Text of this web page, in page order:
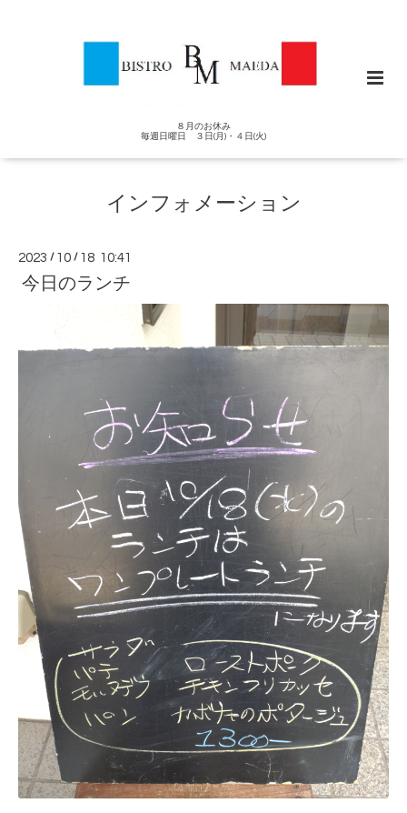
８月のお休み
毎週日曜日 ３日(月)・４日(火)
インフォメーション
2023 / 10 / 18 10:41
今日のランチ